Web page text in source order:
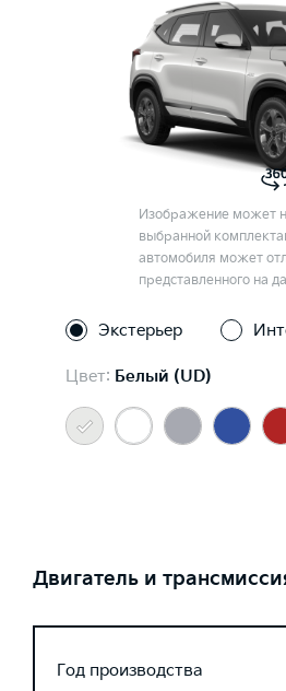
Изображение может
выбранной
автомобиля может
представленного на
Экстерьер
Цвет: Белый (UD)
Двигатель и
Год производства